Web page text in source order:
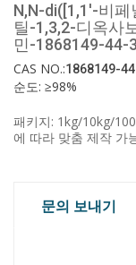
N,N-di([1,1'-비
틸-1,3,2-디옥사
민-1868149-44-3
CAS NO.:1868149-
순도: ≥98%
패키지: 1kg/10kg/
에 따라 맞춤 제작 가
문의 보내기